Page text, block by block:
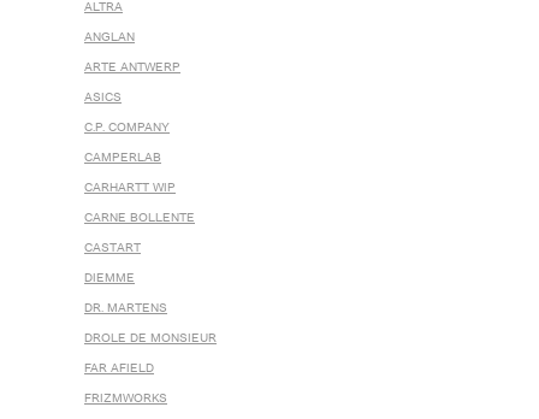
ALTRA
ANGLAN
ARTE ANTWERP
ASICS
C.P. COMPANY
CAMPERLAB
CARHARTT WIP
CARNE BOLLENTE
CASTART
DIEMME
DR. MARTENS
DROLE DE MONSIEUR
FAR AFIELD
FRIZMWORKS